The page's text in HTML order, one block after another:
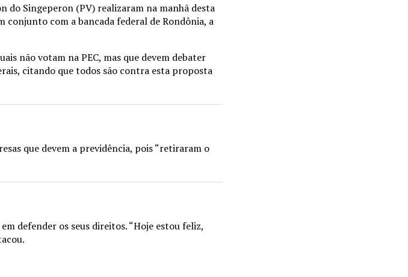
do Singeperon (PV) realizaram na manhã desta
conjunto com a bancada federal de Rondônia, a
não votam na PEC, mas que devem debater
citando que todos são contra esta proposta
que devem a previdência, pois “retiraram o
defender os seus direitos. “Hoje estou feliz,